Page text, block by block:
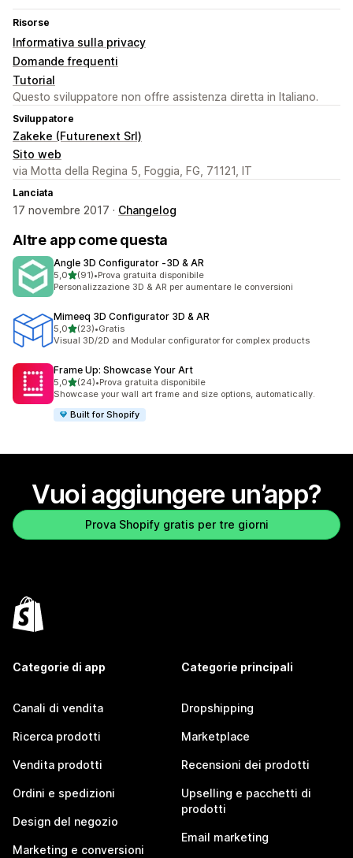
Risorse
Informativa sulla privacy
Domande frequenti
Tutorial
Questo sviluppatore non offre assistenza diretta in Italiano.
Sviluppatore
Zakeke (Futurenext Srl)
Sito web
via Motta della Regina 5, Foggia, FG, 71121, IT
Lanciata
17 novembre 2017 · Changelog
Altre app come questa
Angle 3D Configurator ‑3D & AR
5,0stelle su 5
(91)
91 recensioni totali
•Prova gratuita disponibile
Personalizzazione 3D & AR per aumentare le conversioni
Mimeeq 3D Configurator 3D & AR
5,0stelle su 5
(23)
23 recensioni totali
•Gratis
Visual 3D/2D and Modular configurator for complex products
Frame Up: Showcase Your Art
5,0stelle su 5
(24)
24 recensioni totali
•Prova gratuita disponibile
Showcase your wall art frame and size options, automatically.
Built for Shopify
Vuoi aggiungere un’app?
Prova Shopify gratis per tre giorni
Categorie di app
Canali di vendita
Ricerca prodotti
Vendita prodotti
Ordini e spedizioni
Design del negozio
Marketing e conversioni
Categorie principali
Dropshipping
Marketplace
Recensioni dei prodotti
Upselling e pacchetti di
prodotti
Email marketing